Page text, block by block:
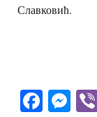
Славковић.